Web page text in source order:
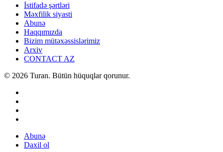
İstifadə şərtləri
Məxfilik siyasti
Abunə
Haqqımızda
Bizim mütəxəssislərimiz
Arxiv
CONTACT AZ
© 2026 Turan. Bütün hüquqlar qorunur.
Abunə
Daxil ol